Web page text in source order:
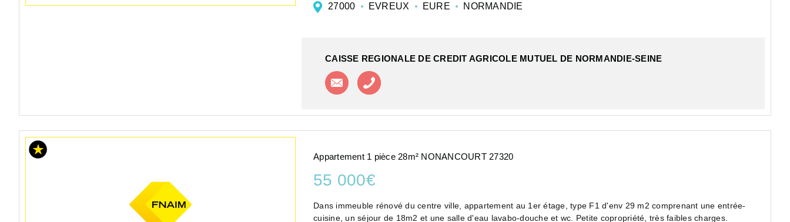
27000 EVREUX EURE NORMANDIE
CAISSE REGIONALE DE CREDIT AGRICOLE MUTUEL DE NORMANDIE-SEINE
Contacter l'agence
Appartement 1 pièce 28m² NONANCOURT 27320
55 000€
Dans immeuble rénové du centre ville, appartement au 1er étage, type F1 d'env 29 m2 comprenant une entrée-
cuisine, un séjour de 18m2 et une salle d'eau lavabo-douche et wc. Petite copropriété, très faibles charges.